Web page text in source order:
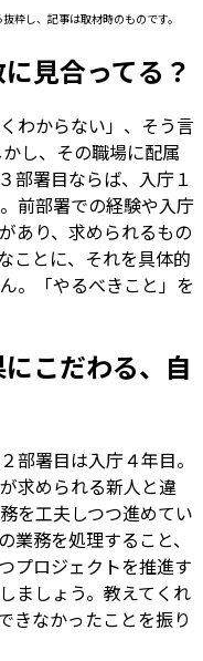
粋し、記事は取材時のものです。
見合ってる？
わからない」、そう言
し、その職場に配属
部署目ならば、入庁１
前部署での経験や入庁
あり、求められるもの
ことに、それを具体的
。「やるべきこと」を
こだわる、自
部署目は入庁４年目。
求められる新人と違
を工夫しつつ進めてい
業務を処理すること、
プロジェクトを推進す
ましょう。教えてくれ
きなかったことを振り